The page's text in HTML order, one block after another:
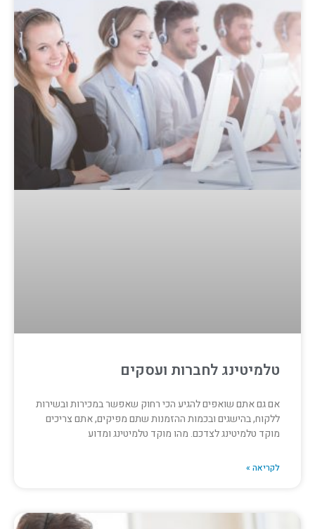
טלמיטינג לחברות ועסקים
אם גם אתם שואפים להגיע הכי רחוק שאפשר במכירות ובשירות
ללקוח, בהישגים ובכמות ההזמנות שתם מפיקים, אתם צריכים
מוקד טלמיטינג לצדכם. מהו מוקד טלמיטינג ומדוע
לקריאה »